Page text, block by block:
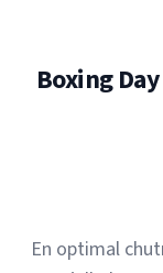
Boxing
En optimal